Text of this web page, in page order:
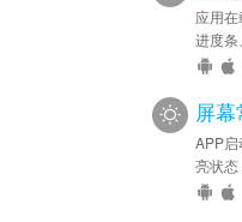
应用
进度条
屏
APP
亮状态